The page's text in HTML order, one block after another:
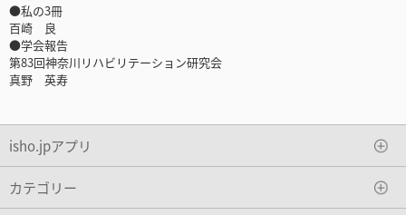
●私の3冊
百崎 良
●学会報告
第83回神奈川リハビリテーション研究会
真野 英寿
isho.jpアプリ
カテゴリー